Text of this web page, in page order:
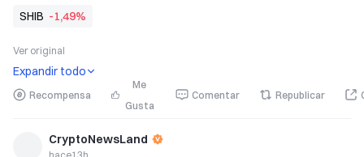
para la próxima confirmación alcista.
El optimismo de la comunidad sigue siendo fuerte mientras
los indicadores técnicos
SHIB -1,49%
Ver original
Expandir todo
Recompensa
Me
Gusta
Comentar Republicar
CryptoNewsLand
hace13h